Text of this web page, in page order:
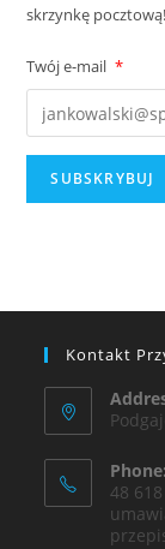
skrzynkę pocztową!
Twój e-mail *
Kontakt
Phone:
48